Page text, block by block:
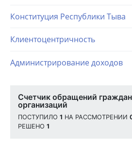
Конституция Республики Тыва
Клиентоцентричность
Администрирование доходов
Счетчик обращений
организаций
ПОСТУПИЛО 1 НА РАССМОТРЕНИИ
РЕШЕНО 1